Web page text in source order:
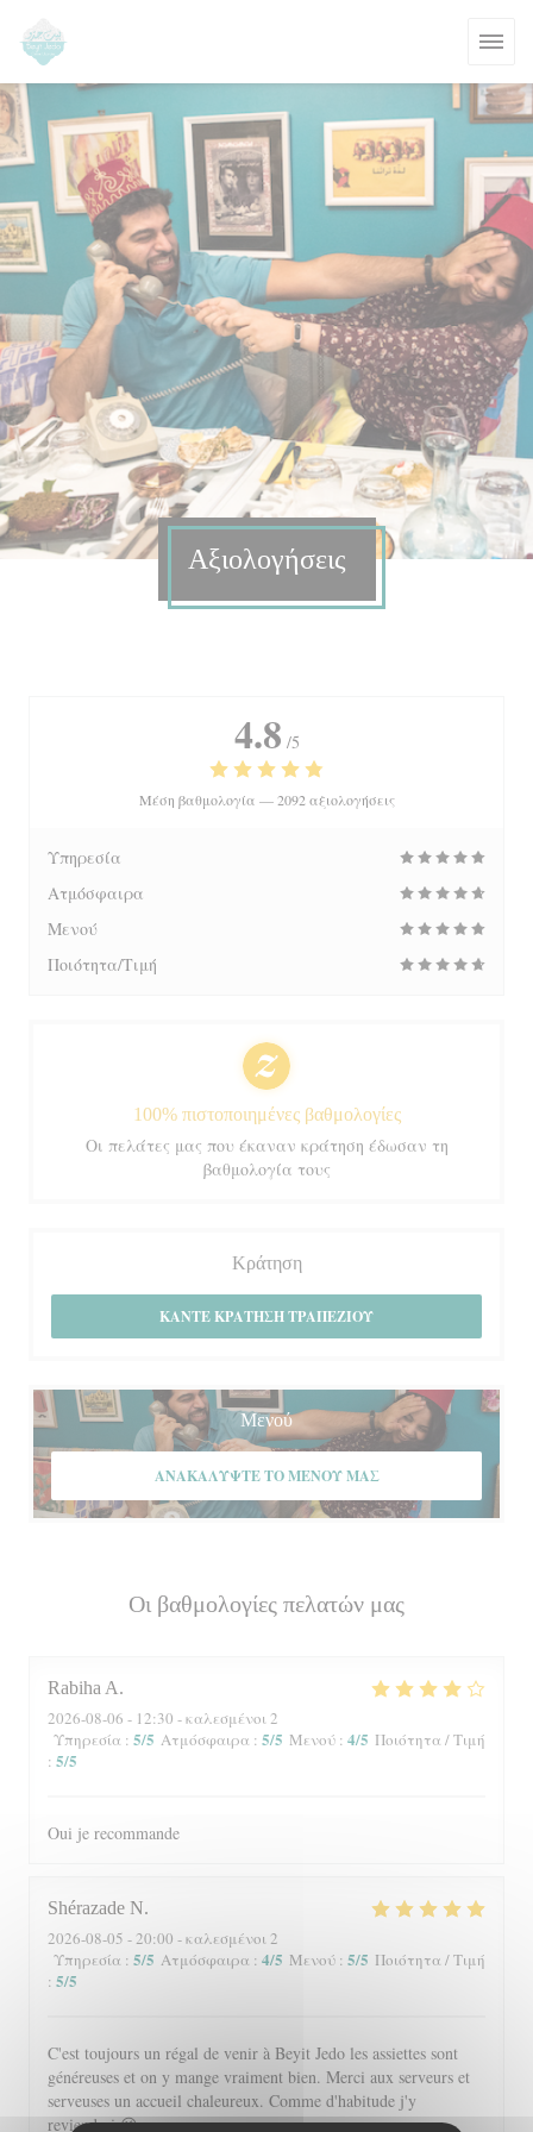
Αξιολογήσεις
Οι βαθμολογίες πελατών μας
Rabiha A
2026-08-06 - 12:30 - καλεσμένοι 2
Υπηρεσία : 5/5 Ατμόσφαιρα : 5/5 Μενού : 4/5 Ποιότητα / Τιμή
: 5/5
Oui je recommande
Shérazade N
2026-08-05 - 20:00 - καλεσμένοι 2
Υπηρεσία : 5/5 Ατμόσφαιρα : 4/5 Μενού : 5/5 Ποιότητα / Τιμή
: 5/5
C'est toujours un régal de venir à Beyit Jedo les assiettes sont
généreuses et on y mange vraiment bien. Merci aux serveurs et
serveuses un accueil chaleureux. Comme d'habitude j'y
reviendrai 😉
4.8 /5
Μέση βαθμολογία —2092 αξιολογήσεις
Υπηρεσία
Ατμόσφαιρα
Μενού
Ποιότητα/Τιμή
100% πιστοποιημένες βαθμολογίες
Οι πελάτες μας που έκαναν κράτηση έδωσαν τη
βαθμολογία τους
Κράτηση
ΚΆΝΤΕ ΚΡΆΤΗΣΗ ΤΡΑΠΕΖΙΟΎ
Μενού
ΑΝΑΚΑΛΎΨΤΕ ΤΟ ΜΕΝΟΎ ΜΑΣ